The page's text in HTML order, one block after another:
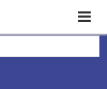
Toggle
navigation